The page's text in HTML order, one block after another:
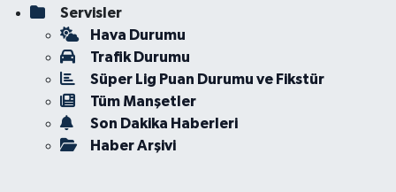
Servisler
Hava Durumu
Trafik Durumu
Süper Lig Puan Durumu ve Fikstür
Tüm Manşetler
Son Dakika Haberleri
Haber Arşivi